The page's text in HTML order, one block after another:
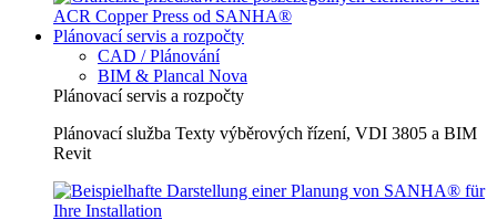
Plánovací servis a rozpočty
CAD / Plánování
BIM & Plancal Nova
Plánovací servis a rozpočty
Plánovací služba Texty výběrových řízení, VDI 3805 a BIM
Revit